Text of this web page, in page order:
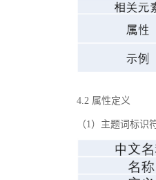
4.2 属性定义
（1）主题词标识